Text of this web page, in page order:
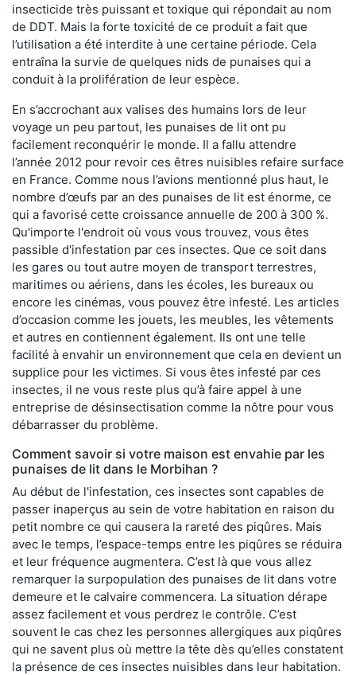
insecticide très puissant et toxique qui répondait au nom
de DDT. Mais la forte toxicité de ce produit a fait que
l’utilisation a été interdite à une certaine période. Cela
entraîna la survie de quelques nids de punaises qui a
conduit à la prolifération de leur espèce.
En s’accrochant aux valises des humains lors de leur
voyage un peu partout, les punaises de lit ont pu
facilement reconquérir le monde. Il a fallu attendre
l’année 2012 pour revoir ces êtres nuisibles refaire surface
en France. Comme nous l’avions mentionné plus haut, le
nombre d’œufs par an des punaises de lit est énorme, ce
qui a favorisé cette croissance annuelle de 200 à 300 %.
Qu'importe l'endroit où vous vous trouvez, vous êtes
passible d'infestation par ces insectes. Que ce soit dans
les gares ou tout autre moyen de transport terrestres,
maritimes ou aériens, dans les écoles, les bureaux ou
encore les cinémas, vous pouvez être infesté. Les articles
d’occasion comme les jouets, les meubles, les vêtements
et autres en contiennent également. Ils ont une telle
facilité à envahir un environnement que cela en devient un
supplice pour les victimes. Si vous êtes infesté par ces
insectes, il ne vous reste plus qu’à faire appel à une
entreprise de désinsectisation comme la nôtre pour vous
débarrasser du problème.
Comment savoir si votre maison est envahie par les
punaises de lit dans le Morbihan ?
Au début de l'infestation, ces insectes sont capables de
passer inaperçus au sein de votre habitation en raison du
petit nombre ce qui causera la rareté des piqûres. Mais
avec le temps, l’espace-temps entre les piqûres se réduira
et leur fréquence augmentera. C’est là que vous allez
remarquer la surpopulation des punaises de lit dans votre
demeure et le calvaire commencera. La situation dérape
assez facilement et vous perdrez le contrôle. C’est
souvent le cas chez les personnes allergiques aux piqûres
qui ne savent plus où mettre la tête dès qu’elles constatent
la présence de ces insectes nuisibles dans leur habitation.